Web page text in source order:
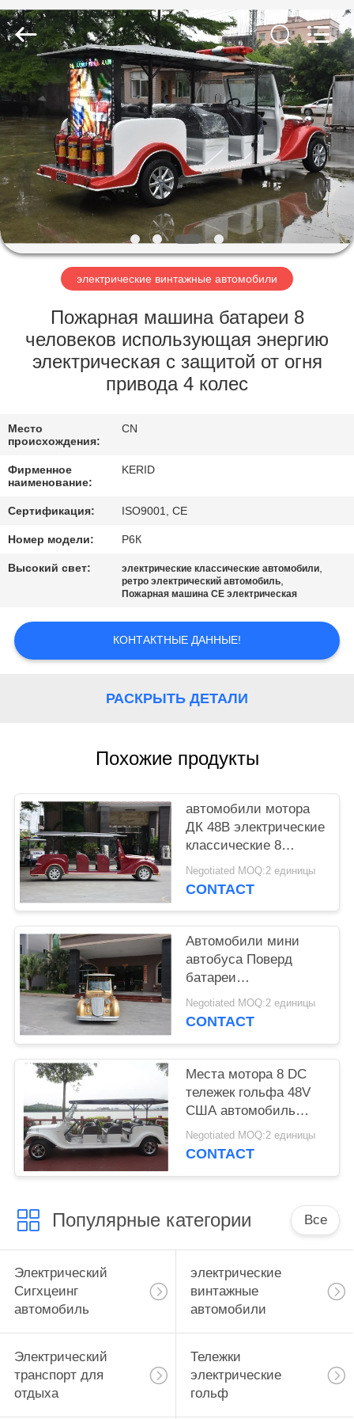
ДОМОЙ
ПРОДУКТЫ
ВИДЕОЗАПИСИ
О
НАС
ЭКСКУРСИЯ
ПО
ЗАВОДУ
КАЧЕСТВА
СВЯЖИТЕСЬ
С
НАМИ
ЗАПРОСИТЕ
ЦИТАТУ
ПОЛИТИКА
КОНФИДЕНЦИАЛЬНОСТИ
Co,Ltd.
All
Rights
Reserved.
Developed
by
ECER
электрические винтажные автомобили
Пожарная машина батареи 8
человеков использующая энергию
электрическая с защитой от огня
привода 4 колес
Место
происхождения:
CN
Фирменное
наименование:
KERID
Сертификация: ISO9001, CE
Номер модели: Р6К
Высокий свет: электрические классические автомобили,
ретро электрический автомобиль,
Пожарная машина CE электрическая
КОНТАКТНЫЕ ДАННЫЕ!
РАСКРЫТЬ ДЕТАЛИ
Похожие продукты
автомобили мотора
ДК 48В электрические
классические 8
тележек гольфа
человека старых для
Negotiated MOQ:2 единицы
CONTACT
Автомобили мини
автобуса Поверд
батареи
электрические
винтажные с
рулем
Negotiated MOQ:2 единицы
CONTACT
Места мотора 8 DC
тележек гольфа 48V
США автомобиль
популярного
классического
Negotiated MOQ:2 единицы
CONTACT
Популярные категории Все
Электрический
Сигхцеинг
автомобиль
электрические
винтажные
автомобили
Электрический
транспорт для
отдыха
Тележки
электрические
гольф